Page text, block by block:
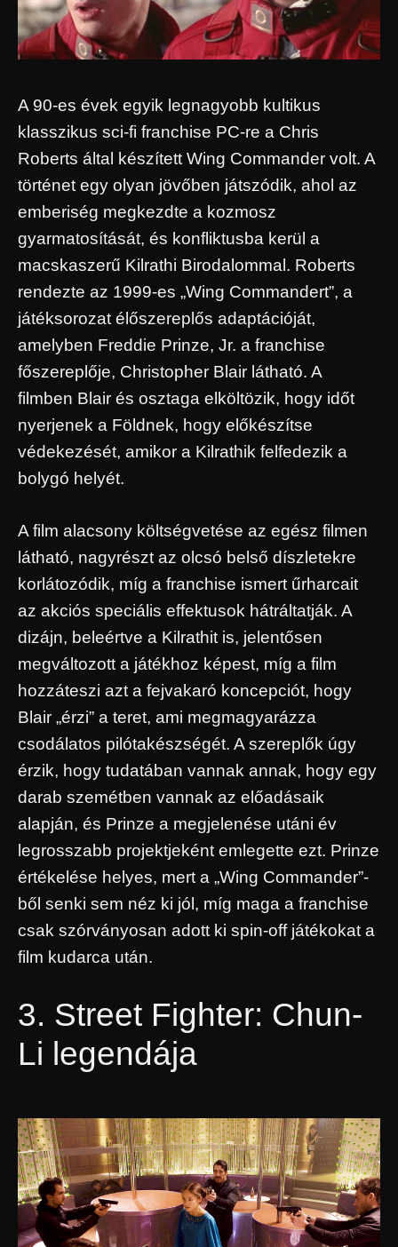
A 90-es évek egyik legnagyobb kultikus
klasszikus sci-fi franchise PC-re a Chris
Roberts által készített Wing Commander volt. A
történet egy olyan jövőben játszódik, ahol az
emberiség megkezdte a kozmosz
gyarmatosítását, és konfliktusba kerül a
macskaszerű Kilrathi Birodalommal. Roberts
rendezte az 1999-es „Wing Commandert”, a
játéksorozat élőszereplős adaptációját,
amelyben Freddie Prinze, Jr. a franchise
főszereplője, Christopher Blair látható. A
filmben Blair és osztaga elköltözik, hogy időt
nyerjenek a Földnek, hogy előkészítse
védekezését, amikor a Kilrathik felfedezik a
bolygó helyét.
A film alacsony költségvetése az egész filmen
látható, nagyrészt az olcsó belső díszletekre
korlátozódik, míg a franchise ismert űrharcait
az akciós speciális effektusok hátráltatják. A
dizájn, beleértve a Kilrathit is, jelentősen
megváltozott a játékhoz képest, míg a film
hozzáteszi azt a fejvakaró koncepciót, hogy
Blair „érzi” a teret, ami megmagyarázza
csodálatos pilótakészségét. A szereplők úgy
érzik, hogy tudatában vannak annak, hogy egy
darab szemétben vannak az előadásaik
alapján, és Prinze a megjelenése utáni év
legrosszabb projektjeként emlegette ezt. Prinze
értékelése helyes, mert a „Wing Commander”-
ből senki sem néz ki jól, míg maga a franchise
csak szórványosan adott ki spin-off játékokat a
film kudarca után.
3. Street Fighter: Chun-
Li legendája